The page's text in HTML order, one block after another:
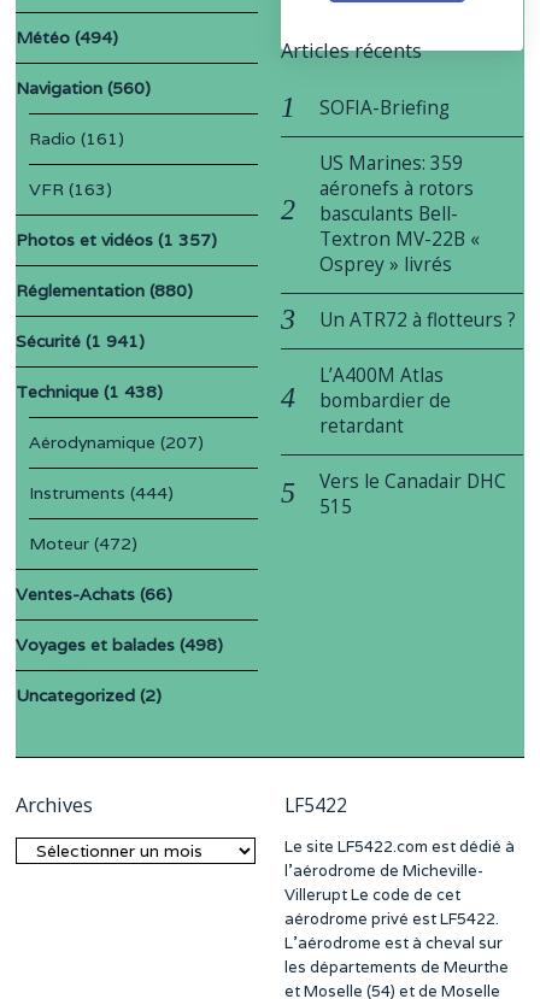
Météo (494)
Navigation (560)
Radio (161)
VFR (163)
Photos et vidéos (1 357)
Réglementation (880)
Sécurité (1 941)
Technique (1 438)
Aérodynamique (207)
Instruments (444)
Moteur (472)
Ventes-Achats (66)
Voyages et balades (498)
Uncategorized (2)
Articles récents
SOFIA-Briefing
US Marines: 359
aéronefs à rotors
basculants Bell-
Textron MV-22B «
Osprey » livrés
Un ATR72 à flotteurs ?
L’A400M Atlas
bombardier de
retardant
Vers le Canadair DHC
515
Archives
Archives
LF5422
Le site LF5422.com est dédié à
l’aérodrome de Micheville-
Villerupt Le code de cet
aérodrome privé est LF5422.
L’aérodrome est à cheval sur
les départements de Meurthe
et Moselle (54) et de Moselle